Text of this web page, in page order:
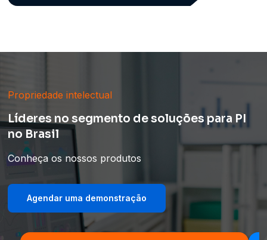
Propriedade intelectual
Líderes no segmento de soluções para PI
no Brasil
Conheça os nossos produtos
Agendar uma demonstração